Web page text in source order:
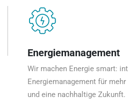
Energiemanagement
Wir machen Energie smart:
Energiemanagement für
und eine nachhaltige Zukunft.